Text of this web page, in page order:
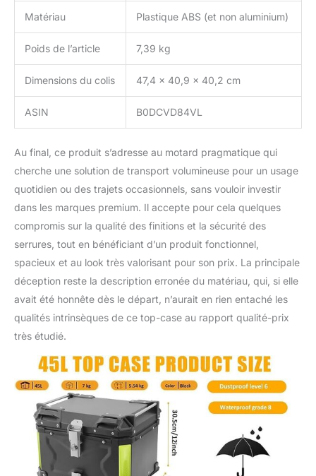
Matériau Plastique ABS (et non aluminium)
Poids de l’article 7,39 kg
Dimensions du colis 47,4 x 40,9 x 40,2 cm
ASIN B0DCVD84VL
Au final, ce produit s’adresse au motard pragmatique qui
cherche une solution de transport volumineuse pour un usage
quotidien ou des trajets occasionnels, sans vouloir investir
dans les marques premium. Il accepte pour cela quelques
compromis sur la qualité des finitions et la sécurité des
serrures, tout en bénéficiant d’un produit fonctionnel,
spacieux et au look très valorisant pour son prix. La principale
déception reste la description erronée du matériau, qui, si elle
avait été honnête dès le départ, n’aurait en rien entaché les
qualités intrinsèques de ce top-case au rapport qualité-prix
très étudié.